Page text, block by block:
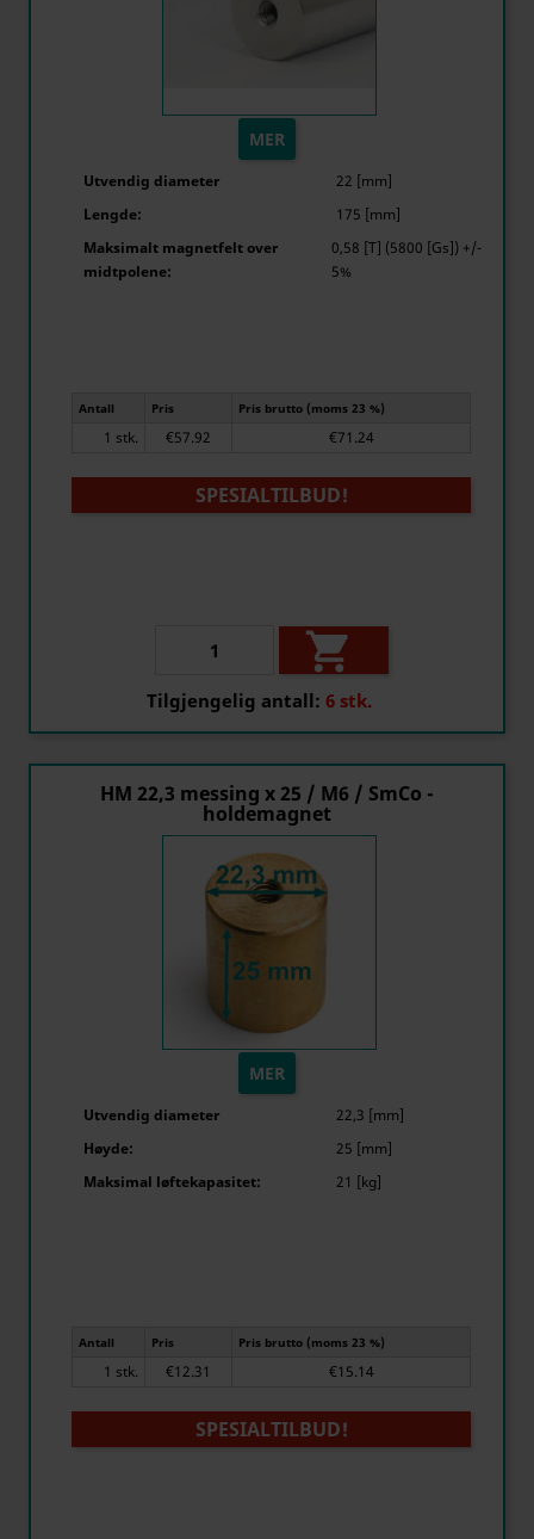
MER
Utvendig diameter
22 [mm]
Lengde:
175 [mm]
Maksimalt magnetfelt over
midtpolene:
0,58 [T] (5800 [Gs]) +/-
5%
Antall Pris Pris brutto (moms 23 %)
1 stk. €57.92 €71.24
SPESIALTILBUD!

Tilgjengelig antall: 6 stk.
HM 22,3 messing x 25 / M6 / SmCo -
holdemagnet
MER
Utvendig diameter
22,3 [mm]
Høyde:
25 [mm]
Maksimal løftekapasitet:
21 [kg]
Antall Pris Pris brutto (moms 23 %)
1 stk. €12.31 €15.14
SPESIALTILBUD!